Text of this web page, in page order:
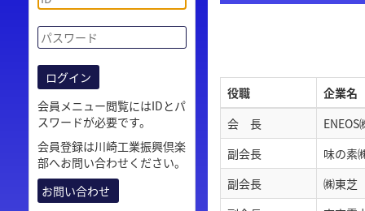
会員メニュー閲覧にはIDとパ
スワードが必要です。
会員登録は川崎工業振興倶楽
部へお問い合わせください。
お問い合わせ
役職
企業名
会 長
副会長
味の
副会長
㈱東